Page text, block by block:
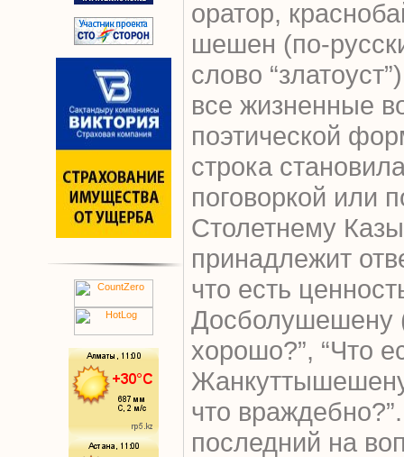
оратор,
шешен (по-
слово
все жизненные
поэтической
строка
поговоркой или
Столетнему
принадлежит
что есть
Досболушешену
хорошо?”, “Что
что
последний на